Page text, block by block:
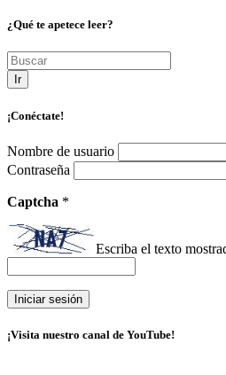
¿Qué te apetece leer?
Ir
¡Conéctate!
Nombre de usuario
Contraseña
Captcha *
Escriba el texto
¡Visita nuestro canal de YouTube!